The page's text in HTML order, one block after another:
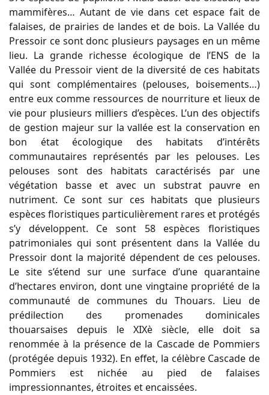
mammifères… Autant de vie dans cet espace fait de
falaises, de prairies de landes et de bois. La Vallée du
Pressoir ce sont donc plusieurs paysages en un même
lieu. La grande richesse écologique de l’ENS de la
Vallée du Pressoir vient de la diversité de ces habitats
qui sont complémentaires (pelouses, boisements…)
entre eux comme ressources de nourriture et lieux de
vie pour plusieurs milliers d’espèces. L’un des objectifs
de gestion majeur sur la vallée est la conservation en
bon état écologique des habitats d’intérêts
communautaires représentés par les pelouses. Les
pelouses sont des habitats caractérisés par une
végétation basse et avec un substrat pauvre en
nutriment. Ce sont sur ces habitats que plusieurs
espèces floristiques particulièrement rares et protégés
s’y développent. Ce sont 58 espèces floristiques
patrimoniales qui sont présentent dans la Vallée du
Pressoir dont la majorité dépendent de ces pelouses.
Le site s’étend sur une surface d’une quarantaine
d’hectares environ, dont une vingtaine propriété de la
communauté de communes du Thouars. Lieu de
prédilection des promenades dominicales
thouarsaises depuis le XIXè siècle, elle doit sa
renommée à la présence de la Cascade de Pommiers
(protégée depuis 1932). En effet, la célèbre Cascade de
Pommiers est nichée au pied de falaises
impressionnantes, étroites et encaissées.